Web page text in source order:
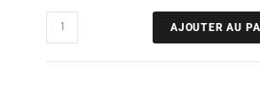
AJOUTER AU